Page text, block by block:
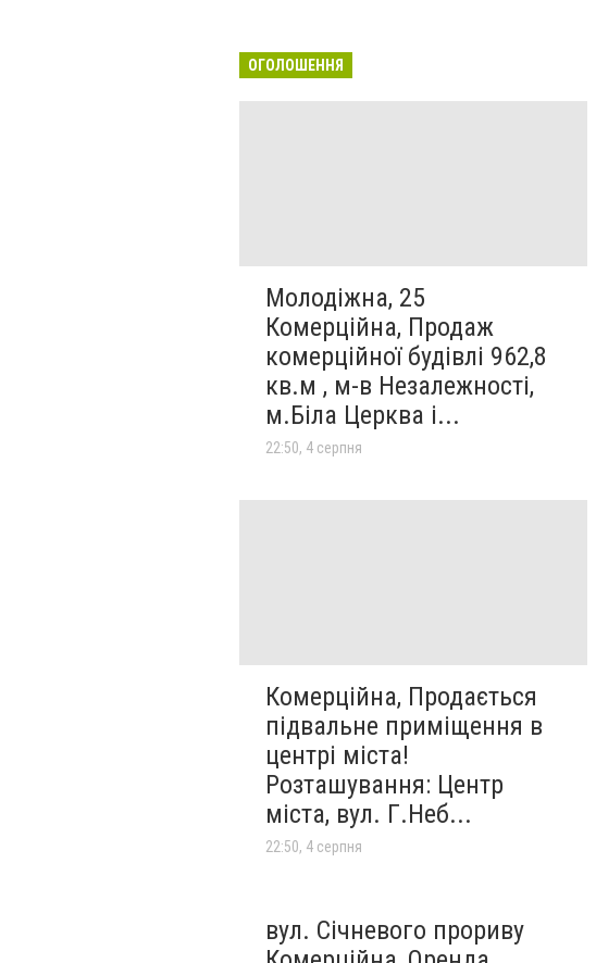
ОГОЛОШЕННЯ
Молодіжна, 25
Комерційна, Продаж
комерційної будівлі 962,8
кв.м , м-в Незалежності,
м.Біла Церква і...
22:50, 4 серпня
Комерційна, Продається
підвальне приміщення в
центрі міста!
Розташування: Центр
міста, вул. Г.Неб...
22:50, 4 серпня
вул. Січневого прориву